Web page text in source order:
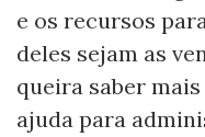
e os recursos
deles sejam as
queira saber
ajuda para